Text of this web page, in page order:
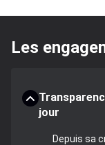
Les
jour
Depuis sa